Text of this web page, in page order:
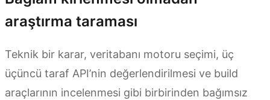
araştırma taraması
Teknik bir karar, veritabanı motoru seçimi, üç
üçüncü taraf API’nin değerlendirilmesi ve build
araçlarının incelenmesi gibi birbirinden bağımsız